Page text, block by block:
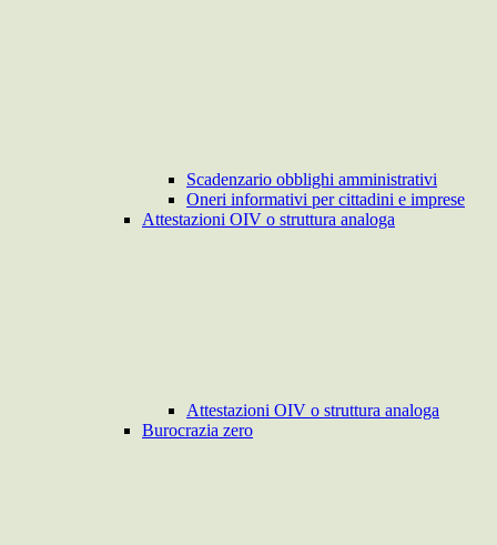
Scadenzario obblighi amministrativi
Oneri informativi per cittadini e imprese
Attestazioni OIV o struttura analoga
Attestazioni OIV o struttura analoga
Burocrazia zero